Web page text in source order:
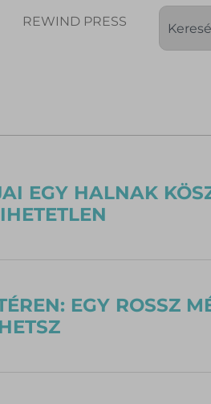
REWIND PRESS
EGY HALNAK
EGY ROSSZ